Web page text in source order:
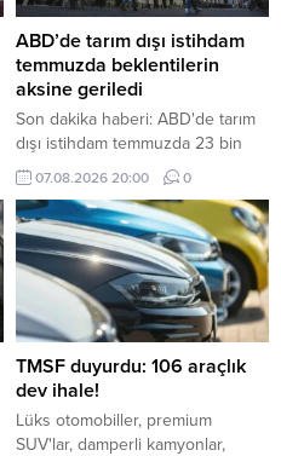
ABD’de tarım dışı istihdam
temmuzda beklentilerin
aksine geriledi
Son dakika haberi: ABD'de tarım
dışı istihdam temmuzda 23 bin
kişi azalırken, işsizlik oranı yüzde
4,1'e geriledi
07.08.2026 20:00 0
TMSF duyurdu: 106 araçlık
dev ihale!
Lüks otomobiller, premium
SUV'lar, damperli kamyonlar,